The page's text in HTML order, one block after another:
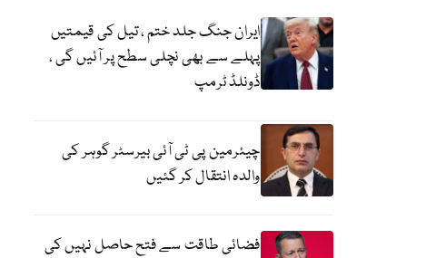
ایران جنگ جلد ختم ، تیل کی قیمتیں
پہلے سے بھی نچلی سطح پر آئیں گی ،
ڈونلڈ ٹرمپ
چیئرمین پی ٹی آئی بیرسٹر گوہر کی
والدہ انتقال کر گئیں
فضائی طاقت سے فتح حاصل نہیں کی